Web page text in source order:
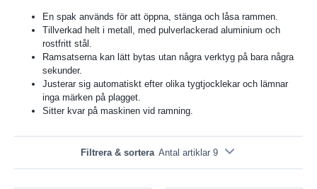
En spak används för att öppna, stänga och låsa rammen.
Tillverkad helt i metall, med pulverlackerad aluminium och
rostfritt stål.
Ramsatserna kan lätt bytas utan några verktyg på bara några
sekunder.
Justerar sig automatiskt efter olika tygtjocklekar och lämnar
inga märken på plagget.
Sitter kvar på maskinen vid ramning.
Filtrera & sortera Antal artiklar 9